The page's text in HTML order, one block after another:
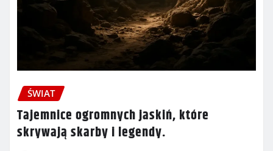
ŚWIAT
Tajemnice ogromnych jaskiń, które
skrywają skarby i legendy.